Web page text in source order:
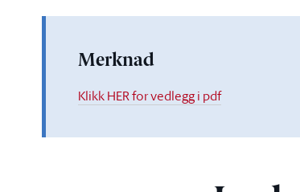
Merknad
Klikk HER for vedlegg i pdf